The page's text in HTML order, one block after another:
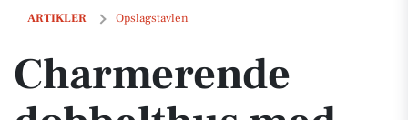
ARTIKLER Opslagstavlen
Charmerende dobbelthus med skøn beliggenhed på Baggesens Allé
Charmerende